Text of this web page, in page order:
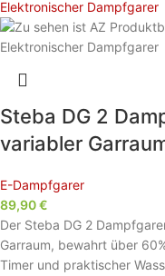
Steba DG 2
variabler
E-Dampfgarer
89,90€
Der Steba DG 2
Garraum, bewahrt über
Timer und praktischer